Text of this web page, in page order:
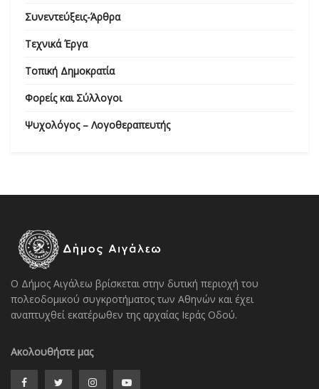
Συνεντεύξεις-Άρθρα
Τεχνικά Έργα
Τοπική Δημοκρατία
Φορείς και Σύλλογοι
Ψυχολόγος – Λογοθεραπευτής
Ο Δήμος Αιγάλεω βρίσκεται στην δυτική περιοχή του
πολεοδομικού συγκροτήματος των Αθηνών και έχει
αναπτυχθεί εκατέρωθεν της αρχαίας Ιεράς Οδού.
Ακολουθήστε μας